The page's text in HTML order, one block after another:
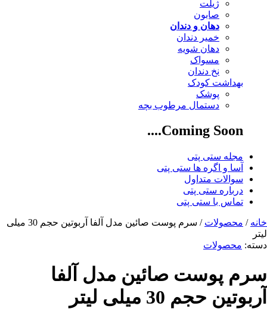
ژیلت
صابون
دهان و دندان
خمیر دندان
دهان شویه
مسواک
نخ دندان
بهداشت کودک
پوشک
دستمال مرطوب بچه
Coming Soon....
مجله ستی پتی
آسا و اگره ها ستی پتی
سوالات متداول
درباره ستی پتی
تماس با ستی پتی
خانه / محصولات
/ سرم پوست صائین مدل آلفا آربوتین حجم 30 میلی
لیتر
دسته: محصولات
سرم پوست صائین مدل آلفا
آربوتین حجم 30 میلی لیتر